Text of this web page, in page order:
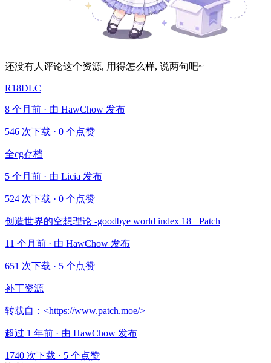
还没有人评论这个资源, 用得怎么样, 说两句吧~
R18DLC
8 个月前 · 由 HawChow 发布
546 次下载 · 0 个点赞
全cg存档
5 个月前 · 由 Licia 发布
524 次下载 · 0 个点赞
创造世界的空想理论 -goodbye world index 18+ Patch
11 个月前 · 由 HawChow 发布
651 次下载 · 5 个点赞
补丁资源
转载自：<https://www.patch.moe/>
超过 1 年前 · 由 HawChow 发布
1740 次下载 · 5 个点赞